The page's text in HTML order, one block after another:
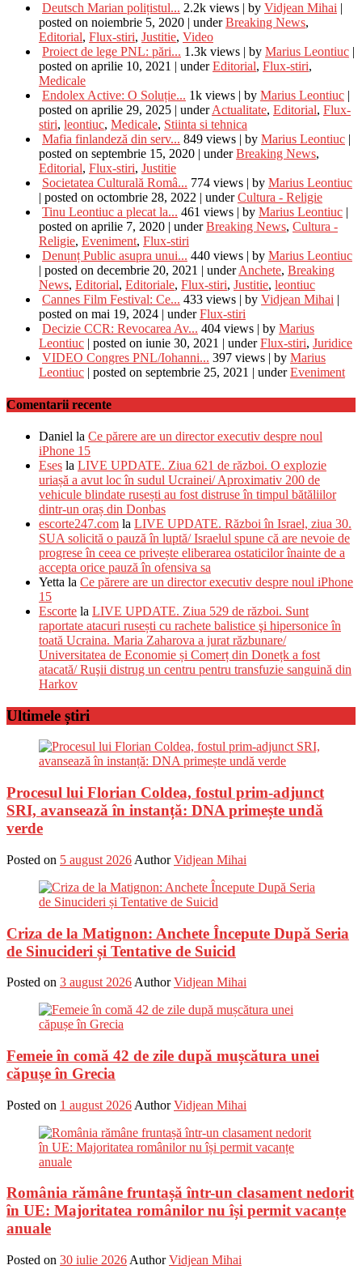
Deutsch Marian polițistul... 2.2k views | by Vidjean Mihai |
posted on noiembrie 5, 2020 | underBreaking News,
Editorial, Flux-stiri, Justitie, Video
Proiect de lege PNL: pări... 1.3k views | by Marius Leontiuc |
posted on aprilie 10, 2021 | underEditorial, Flux-stiri,
Medicale
Endolex Active: O Soluție... 1k views | by Marius Leontiuc |
posted on aprilie 29, 2025 | underActualitate, Editorial, Flux-
stiri, leontiuc, Medicale, Stiinta si tehnica
Mafia finlandeză din serv... 849 views | by Marius Leontiuc |
posted on septembrie 15, 2020 | underBreaking News,
Editorial, Flux-stiri, Justitie
Societatea Culturală Româ... 774 views | by Marius Leontiuc
| posted on octombrie 28, 2022 | underCultura - Religie
Tinu Leontiuc a plecat la... 461 views | by Marius Leontiuc |
posted on aprilie 7, 2020 | underBreaking News, Cultura -
Religie, Eveniment, Flux-stiri
Denunț Public asupra unui... 440 views | by Marius Leontiuc
| posted on decembrie 20, 2021 | underAnchete, Breaking
News, Editorial, Editoriale, Flux-stiri, Justitie, leontiuc
Cannes Film Festival: Ce... 433 views | by Vidjean Mihai |
posted on mai 19, 2024 | underFlux-stiri
Decizie CCR: Revocarea Av... 404 views | by Marius
Leontiuc | posted on iunie 30, 2021 | underFlux-stiri, Juridice
VIDEO Congres PNL/Iohanni... 397 views | by Marius
Leontiuc | posted on septembrie 25, 2021 | underEveniment
Comentarii recente
Daniel la Ce părere are un director executiv despre noul
iPhone 15
Eses la LIVE UPDATE. Ziua 621 de război. O explozie
uriașă a avut loc în sudul Ucrainei/ Aproximativ 200 de
vehicule blindate rusești au fost distruse în timpul bătăliilor
dintr-un oraș din Donbas
escorte247.com la LIVE UPDATE. Război în Israel, ziua 30.
SUA solicită o pauză în luptă/ Israelul spune că are nevoie de
progrese în ceea ce privește eliberarea ostaticilor înainte de a
accepta orice pauză în ofensiva sa
Yetta la Ce părere are un director executiv despre noul iPhone
15
Escorte la LIVE UPDATE. Ziua 529 de război. Sunt
raportate atacuri rusești cu rachete balistice şi hipersonice în
toată Ucraina. Maria Zaharova a jurat răzbunare/
Universitatea de Economie și Comerț din Donețk a fost
atacată/ Ruşii distrug un centru pentru transfuzie sanguină din
Harkov
Ultimele știri
Procesul lui Florian Coldea, fostul prim-adjunct
SRI, avansează în instanță: DNA primește undă
verde
Posted on 5 august 2026 Author Vidjean Mihai
Criza de la Matignon: Anchete Începute După Seria
de Sinucideri și Tentative de Suicid
Posted on 3 august 2026 Author Vidjean Mihai
Femeie în comă 42 de zile după mușcătura unei
căpușe în Grecia
Posted on 1 august 2026 Author Vidjean Mihai
România rămâne fruntașă într-un clasament nedorit
în UE: Majoritatea românilor nu își permit vacanțe
anuale
Posted on 30 iulie 2026 Author Vidjean Mihai